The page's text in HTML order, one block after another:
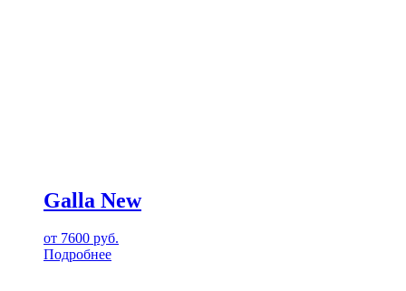
Galla New
от 7600 руб.
Подробнее